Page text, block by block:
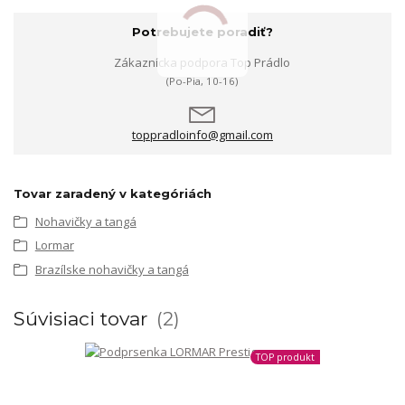
Potrebujete poradiť?
Zákaznícka podpora Top Prádlo
(Po-Pia, 10-16)
toppradloinfo@gmail.com
Tovar zaradený v kategóriách
Nohavičky a tangá
Lormar
Brazílske nohavičky a tangá
Súvisiaci tovar 2
TOP produkt